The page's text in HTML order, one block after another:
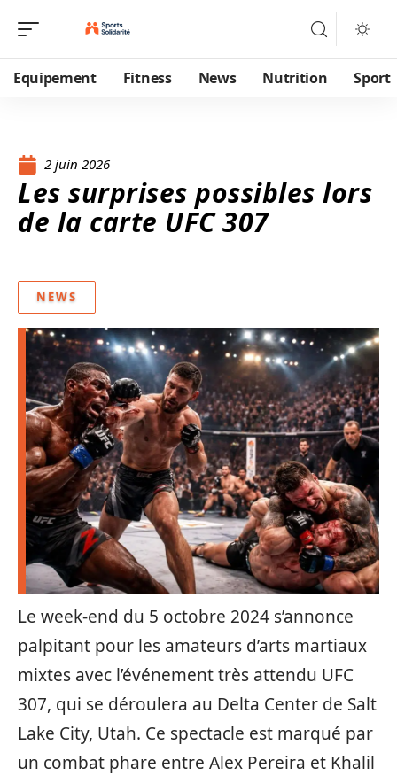
Equipement Fitness News Nutrition Sport
2 juin 2026
Les surprises possibles lors
de la carte UFC 307
NEWS
Le week-end du 5 octobre 2024 s’annonce
palpitant pour les amateurs d’arts martiaux
mixtes avec l’événement très attendu UFC
307, qui se déroulera au Delta Center de Salt
Lake City, Utah. Ce spectacle est marqué par
un combat phare entre Alex Pereira et Khalil